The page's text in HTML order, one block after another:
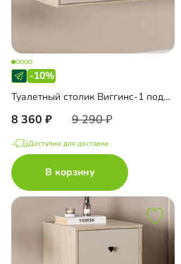
-10%
Туалетный столик Виггинс-1 подвесной
8 360 9 290
Доступно для доставки
В корзину